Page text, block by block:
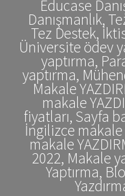
Educase
Danışmanlık,
Tez Destek,
Üniversite ödev
yaptırma,
yaptırma,
Makale
makale
fiyatları, Sayfa
İngilizce
makale
2022, Makale
Yaptırma,